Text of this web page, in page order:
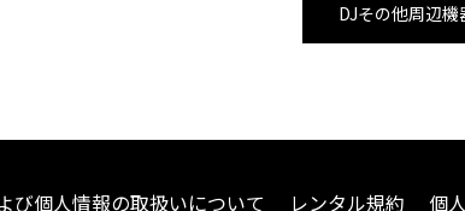
DJその他周辺
び個人情報の取扱いについて レンタル規約 個